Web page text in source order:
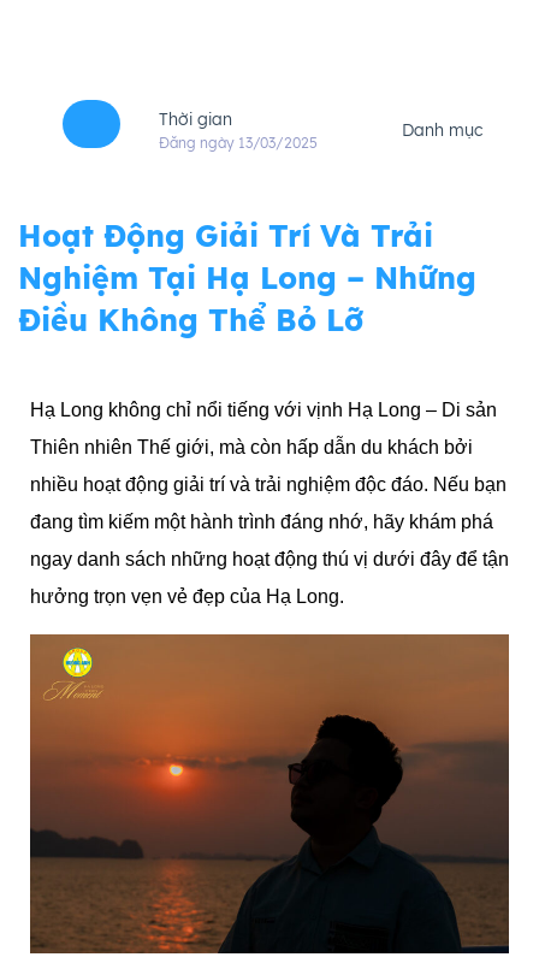
Thời gian
Đăng ngày 13/03/2025
Danh mục
Hoạt Động Giải Trí Và Trải
Nghiệm Tại Hạ Long – Những
Điều Không Thể Bỏ Lỡ
Hạ Long không chỉ nổi tiếng với vịnh Hạ Long – Di sản
Thiên nhiên Thế giới, mà còn hấp dẫn du khách bởi
nhiều hoạt động giải trí và trải nghiệm độc đáo. Nếu bạn
đang tìm kiếm một hành trình đáng nhớ, hãy khám phá
ngay danh sách những hoạt động thú vị dưới đây để tận
hưởng trọn vẹn vẻ đẹp của Hạ Long.